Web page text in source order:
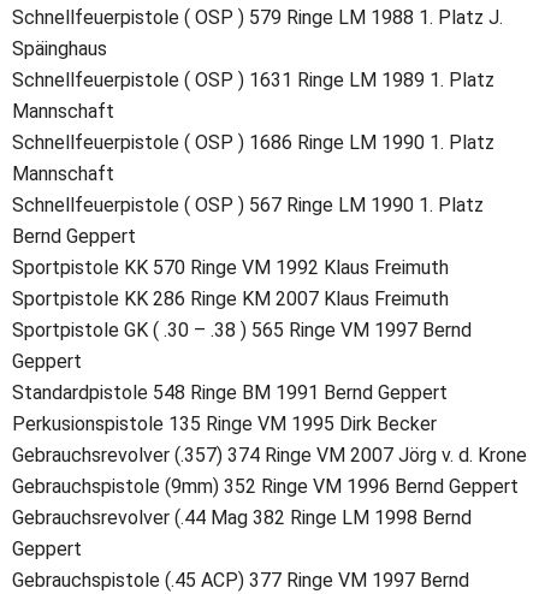
Schnellfeuerpistole ( OSP ) 579 Ringe LM 1988 1. Platz J.
Späinghaus
Schnellfeuerpistole ( OSP ) 1631 Ringe LM 1989 1. Platz
Mannschaft
Schnellfeuerpistole ( OSP ) 1686 Ringe LM 1990 1. Platz
Mannschaft
Schnellfeuerpistole ( OSP ) 567 Ringe LM 1990 1. Platz
Bernd Geppert
Sportpistole KK 570 Ringe VM 1992 Klaus Freimuth
Sportpistole KK 286 Ringe KM 2007 Klaus Freimuth
Sportpistole GK ( .30 – .38 ) 565 Ringe VM 1997 Bernd
Geppert
Standardpistole 548 Ringe BM 1991 Bernd Geppert
Perkusionspistole 135 Ringe VM 1995 Dirk Becker
Gebrauchsrevolver (.357) 374 Ringe VM 2007 Jörg v. d. Krone
Gebrauchspistole (9mm) 352 Ringe VM 1996 Bernd Geppert
Gebrauchsrevolver (.44 Mag 382 Ringe LM 1998 Bernd
Geppert
Gebrauchspistole (.45 ACP) 377 Ringe VM 1997 Bernd